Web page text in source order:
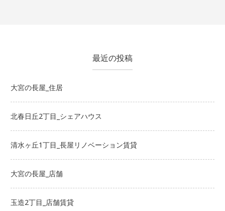
シ
ョ
ン
最近の投稿
大宮の長屋_住居
北春日丘2丁目_シェアハウス
清水ヶ丘1丁目_長屋リノベーション賃貸
大宮の長屋_店舗
玉造2丁目_店舗賃貸